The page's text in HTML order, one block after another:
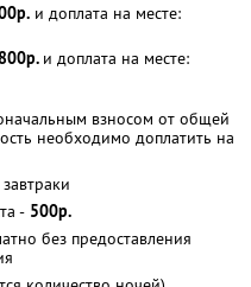
и доплата на месте:
и доплата на месте:
взносом от общей
необходимо доплатить на
- 500р.
без предоставления